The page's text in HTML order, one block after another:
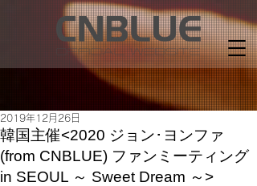
韓国主催<2020 ジョン･ヨンファ
(from CNBLUE) ファンミーティング
in SEOUL ～ Sweet Dream ～>
2019年12月26日